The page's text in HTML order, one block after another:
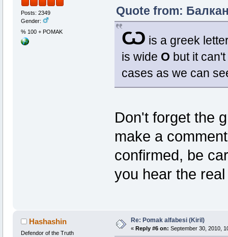
Posts: 2349
Gender:
% 100 + POMAK
Quote from:
Ѡ is a greek
is wide O but it
cases as we can
Don't forget the
make a
confirmed, be
you hear the
Hashashin
Defendor of the Truth
Re: Pomak alfabesi (Kiril)
« Reply #6 on: September 30, 2010,